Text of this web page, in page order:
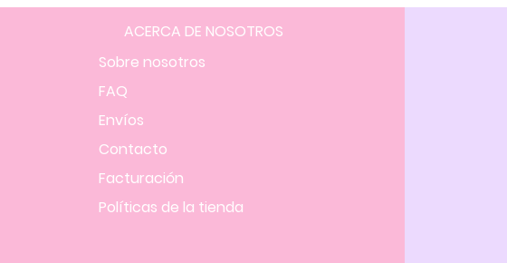
ACERCA DE NOSOTROS
Sobre nosotros
FAQ
Envíos
Contacto
Facturación
Políticas de la tienda